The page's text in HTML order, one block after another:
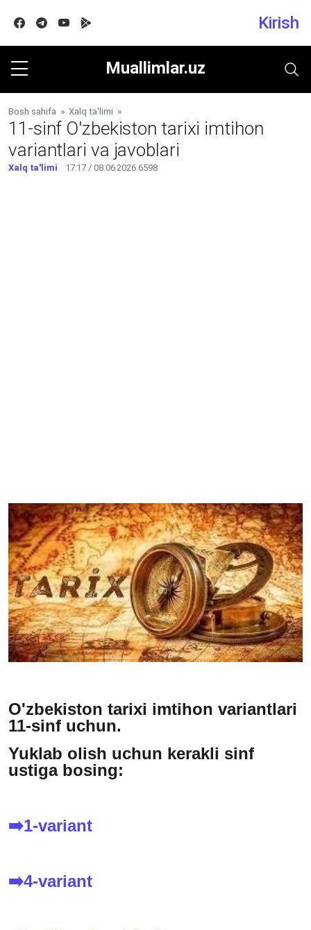
FacebookTelegram
Youtube Kirish
Muallimlar.uz
Bosh sahifa » Xalq ta'limi »
11-sinf O'zbekiston tarixi imtihon
variantlari va javoblari
Xalq ta'limi 17:17 / 08.06.2026 6598
O'zbekiston tarixi imtihon variantlari
11-sinf uchun.
Yuklab olish uchun kerakli sinf
ustiga bosing:
➡️1-variant
➡️4-variant